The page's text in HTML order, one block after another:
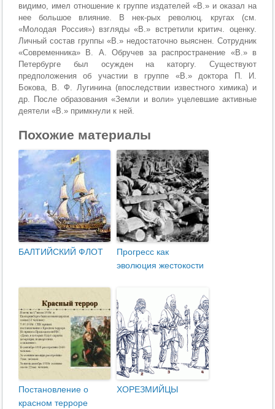
видимо, имел отношение к группе издателей «В.» и оказал на
нее большое влияние. В нек-рых революц. кругах (см.
«Молодая Россия») взгляды «В.» встретили критич. оценку.
Личный состав группы «В.» недостаточно выяснен. Сотрудник
«Современника» В. А. Обручев за распространение «В.» в
Петербурге был осужден на каторгу. Существуют
предположения об участии в группе «В.» доктора П. И.
Бокова, В. Ф. Лугинина (впоследствии известного химика) и
др. После образования «Земли и воли» уцелевшие активные
деятели «В.» примкнули к ней.
Похожие материалы
БАЛТИЙСКИЙ ФЛОТ
Прогресс как
эволюция жестокости
Постановление о
красном терроре
ХОРЕЗМИЙЦЫ